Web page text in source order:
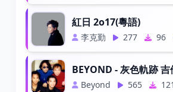
紅日 2o17(粵語)
李克勤 277 96
BEYOND - 灰色軌跡
Beyond 565 121